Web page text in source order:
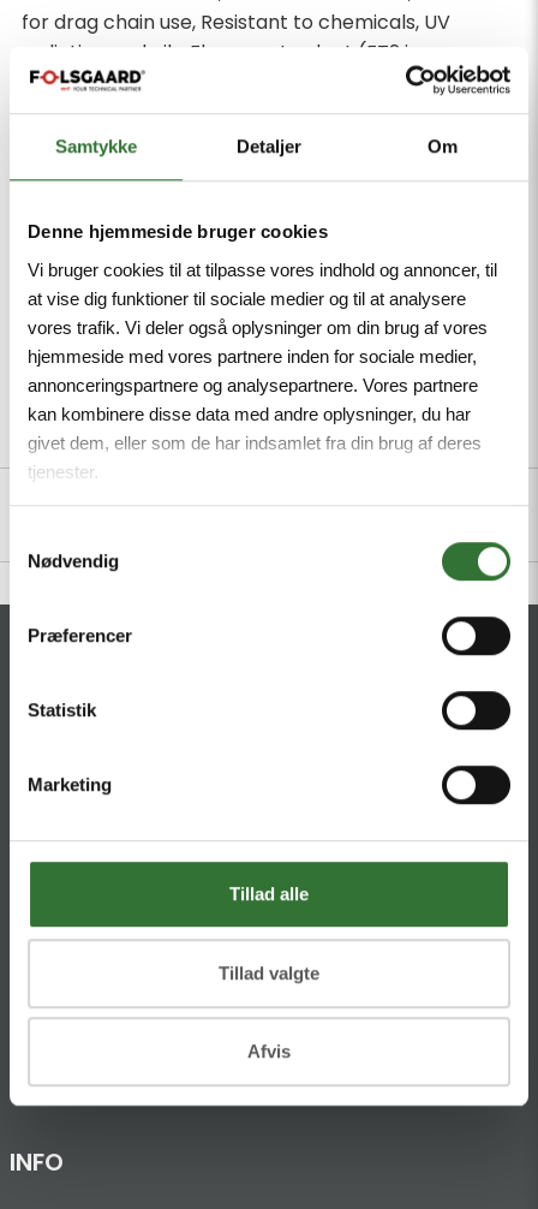
Samtykke Detaljer Om
Denne hjemmeside bruger cookies
Vi bruger cookies til at tilpasse vores indhold og annoncer, til
at vise dig funktioner til sociale medier og til at analysere
vores trafik. Vi deler også oplysninger om din brug af vores
hjemmeside med vores partnere inden for sociale medier,
annonceringspartnere og analysepartnere. Vores partnere
kan kombinere disse data med andre oplysninger, du har
givet dem, eller som de har indsamlet fra din brug af deres
tjenester.
Nødvendig
Præferencer
Statistik
Marketing
Tillad alle
Tillad valgte
Afvis
for drag chain use, Resistant to chemicals, UV
radiation and oils, Flame-retardant (FT2 in
accordance with UL 1581, IEC 60332-2-2), Free from
halogen, silicone, PVC and LABS, Particularly
resistant to abrasion, Approval: cULus, RoHS-
compliant, Protection class: IP67, IP69K, Male M12,
Description Specifications Files
CONTACT
HQ:Hans Følsgaard A/S
DK-4600 Køge
Ellemosen 4
DK-8680 RY
+45 4320 8600
denmark@folsgaard.com
INFO